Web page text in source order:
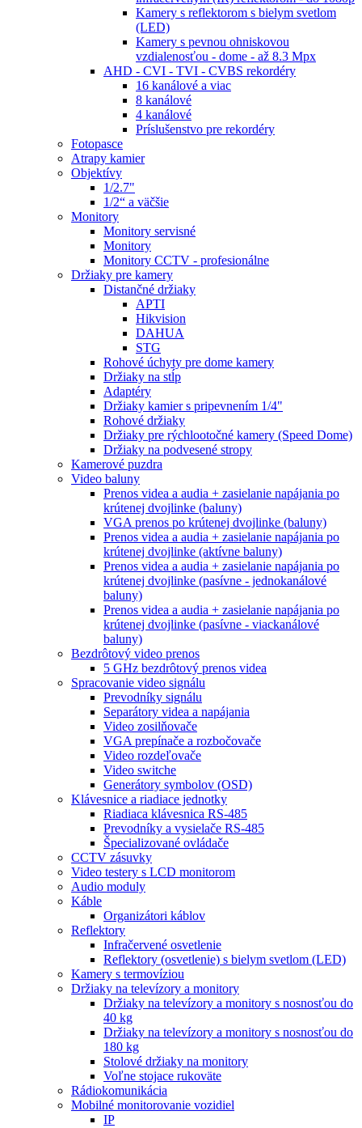
Kamery s reflektorom s bielym svetlom
(LED)
Kamery s pevnou ohniskovou
vzdialenosťou - dome - až 8.3 Mpx
AHD - CVI - TVI - CVBS rekordéry
16 kanálové a viac
8 kanálové
4 kanálové
Príslušenstvo pre rekordéry
Fotopasce
Atrapy kamier
Objektívy
1/2.7"
1/2“ a väčšie
Monitory
Monitory servisné
Monitory
Monitory CCTV - profesionálne
Držiaky pre kamery
Distančné držiaky
APTI
Hikvision
DAHUA
STG
Rohové úchyty pre dome kamery
Držiaky na stĺp
Adaptéry
Držiaky kamier s pripevnením 1/4"
Rohové držiaky
Držiaky pre rýchlootočné kamery (Speed Dome)
Držiaky na podvesené stropy
Kamerové puzdra
Video baluny
Prenos videa a audia + zasielanie napájania po
krútenej dvojlinke (baluny)
VGA prenos po krútenej dvojlinke (baluny)
Prenos videa a audia + zasielanie napájania po
krútenej dvojlinke (aktívne baluny)
Prenos videa a audia + zasielanie napájania po
krútenej dvojlinke (pasívne - jednokanálové
baluny)
Prenos videa a audia + zasielanie napájania po
krútenej dvojlinke (pasívne - viackanálové
baluny)
Bezdrôtový video prenos
5 GHz bezdrôtový prenos videa
Spracovanie video signálu
Prevodníky signálu
Separátory videa a napájania
Video zosilňovače
VGA prepínače a rozbočovače
Video rozdeľovače
Video switche
Generátory symbolov (OSD)
Klávesnice a riadiace jednotky
Riadiaca klávesnica RS-485
Prevodníky a vysielače RS-485
Špecializované ovládače
CCTV zásuvky
Video testery s LCD monitorom
Audio moduly
Káble
Organizátori káblov
Reflektory
Infračervené osvetlenie
Reflektory (osvetlenie) s bielym svetlom (LED)
Kamery s termovíziou
Držiaky na televízory a monitory
Držiaky na televízory a monitory s nosnosťou do
40 kg
Držiaky na televízory a monitory s nosnosťou do
180 kg
Stolové držiaky na monitory
Voľne stojace rukoväte
Rádiokomunikácia
Mobilné monitorovanie vozidiel
IP